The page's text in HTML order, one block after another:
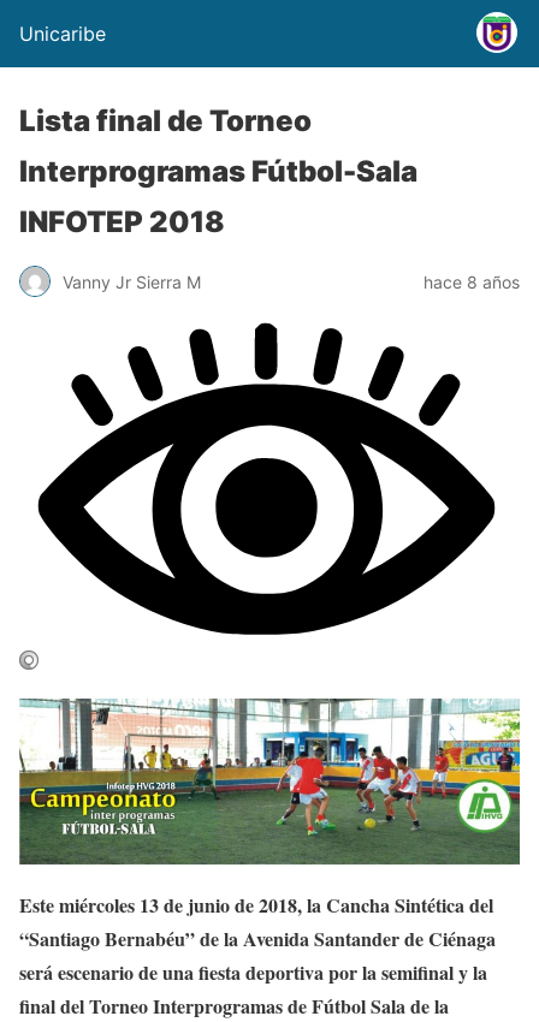
Unicaribe
Lista final de Torneo
Interprogramas Fútbol-Sala
INFOTEP 2018
Vanny Jr Sierra M hace 8 años
Este miércoles 13 de junio de 2018, la Cancha Sintética del
“Santiago Bernabéu” de la Avenida Santander de Ciénaga
será escenario de una fiesta deportiva por la semifinal y la
final del Torneo Interprogramas de Fútbol Sala de la